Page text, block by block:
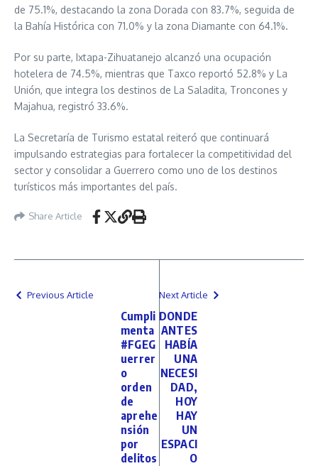
de 75.1%, destacando la zona Dorada con 83.7%, seguida de
la Bahía Histórica con 71.0% y la zona Diamante con 64.1%.
Por su parte, Ixtapa-Zihuatanejo alcanzó una ocupación
hotelera de 74.5%, mientras que Taxco reportó 52.8% y La
Unión, que integra los destinos de La Saladita, Troncones y
Majahua, registró 33.6%.
La Secretaría de Turismo estatal reiteró que continuará
impulsando estrategias para fortalecer la competitividad del
sector y consolidar a Guerrero como uno de los destinos
turísticos más importantes del país.
Share Article
Previous Article
Cumpli
menta
#FGEG
uerrer
o
orden
de
aprehe
nsión
por
delitos
Next Article
DONDE
ANTES
HABÍA
UNA
NECESI
DAD,
HOY
HAY
UN
ESPACI
O